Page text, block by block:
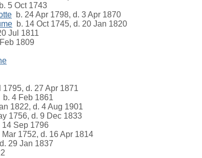
5 Oct 1743
b. 24 Apr 1798, d. 3 Apr 1870
b. 14 Oct 1745, d. 20 Jan 1820
Jul 1811
1809
1795, d. 27 Apr 1871
b. 4 Feb 1861
1822, d. 4 Aug 1901
1756, d. 9 Dec 1833
14 Sep 1796
Mar 1752, d. 16 Apr 1814
29 Jan 1837